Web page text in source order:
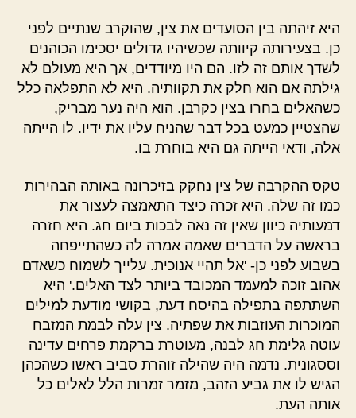
היא זיהתה בין הסועדים את צין, שהוקרב שנתיים לפני
כן. בצעירותה קיוותה שכשיהיו גדולים יסכימו הכוהנים
לשדך אותם זה לזו. הם היו מיודדים, אך היא מעולם לא
גילתה אם הוא חלק את תקוותיה. היא לא התפלאה כלל
כשהאלים בחרו בצין כקרבן. הוא היה נער מבריק,
שהצטיין כמעט בכל דבר שהניח עליו את ידיו. לו הייתה
אלה, ודאי הייתה גם היא בוחרת בו.
טקס ההקרבה של צין נחקק בזיכרונה באותה הבהירות
כמו זה שלה. היא זכרה כיצד התאמצה לעצור את
דמעותיה כיוון שאין זה נאה לבכות ביום חג. היא חזרה
בראשה על הדברים שאמה אמרה לה כשהתייפחה
בשבוע לפני כן- 'אל תהיי אנוכית. עלייך לשמוח כשאדם
אהוב זוכה למעמד המכובד ביותר לצד האלים.' היא
השתתפה בתפילה בהיסח דעת, בקושי מודעת למילים
המוכרות העוזבות את שפתיה. צין עלה לבמת המזבח
עוטה גלימת חג לבנה, מעוטרת ברקמת פרחים עדינה
וססגונית. נדמה היה שהילה זוהרת סביב ראשו כשהכהן
הגיש לו את גביע הזהב, מזמר זמרות הלל לאלים כל
אותה העת.